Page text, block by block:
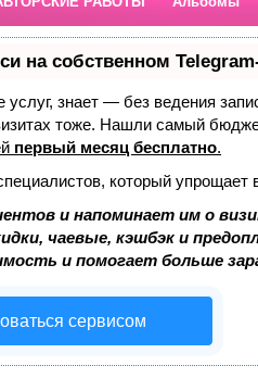
на собственном
услуг, знает — без ведения
тоже. Нашли самый
первый месяц бесплатно.
который упрощает
и напоминает им о
чаевые, кэшбэк и
и помогает больше
сервисом